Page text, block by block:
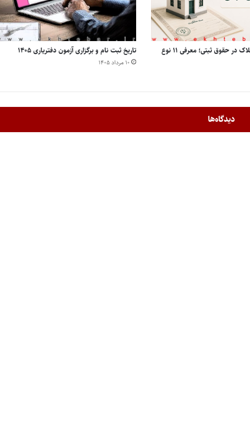
انواع مالکیت املاک در حقوق ثبتی؛ معرفی ۱۱ نوع
تاریخ ثبت نام و برگزاری آزمون دفتریاری ۱۴۰۵
۱۰ مرداد ۱۴۰۵
دیدگاه‌ها